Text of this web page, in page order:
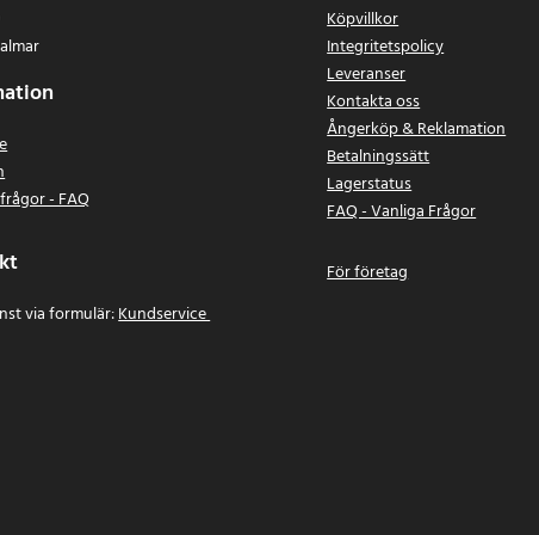
aptX
Hz
timmar
timmar
mAh
cm
- FAQ
via formulär:Kundservice
Köpvillkor
Integritetspolicy
Leveranser
Kontakta oss
Ångerköp & Reklamation
Betalningssätt
Lagerstatus
FAQ - Vanliga Frågor
För företag